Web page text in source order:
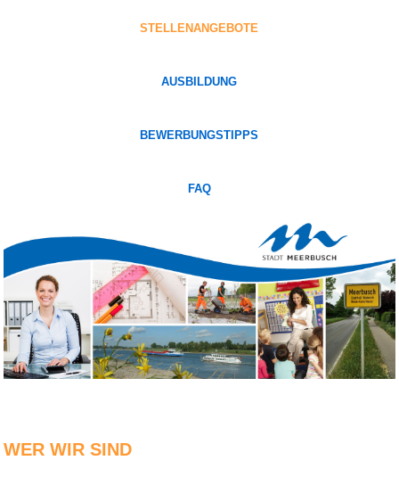
STELLENANGEBOTE
AUSBILDUNG
BEWERBUNGSTIPPS
FAQ
WER WIR SIND